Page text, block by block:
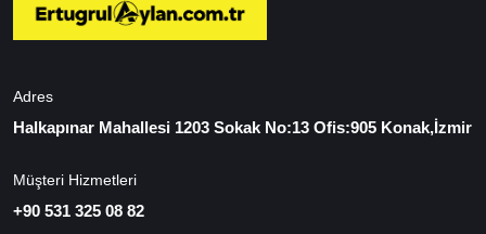
Adres
Halkapınar Mahallesi 1203 Sokak No:13 Ofis:905 Konak,İzmir
Müşteri Hizmetleri
+90 531 325 08 82